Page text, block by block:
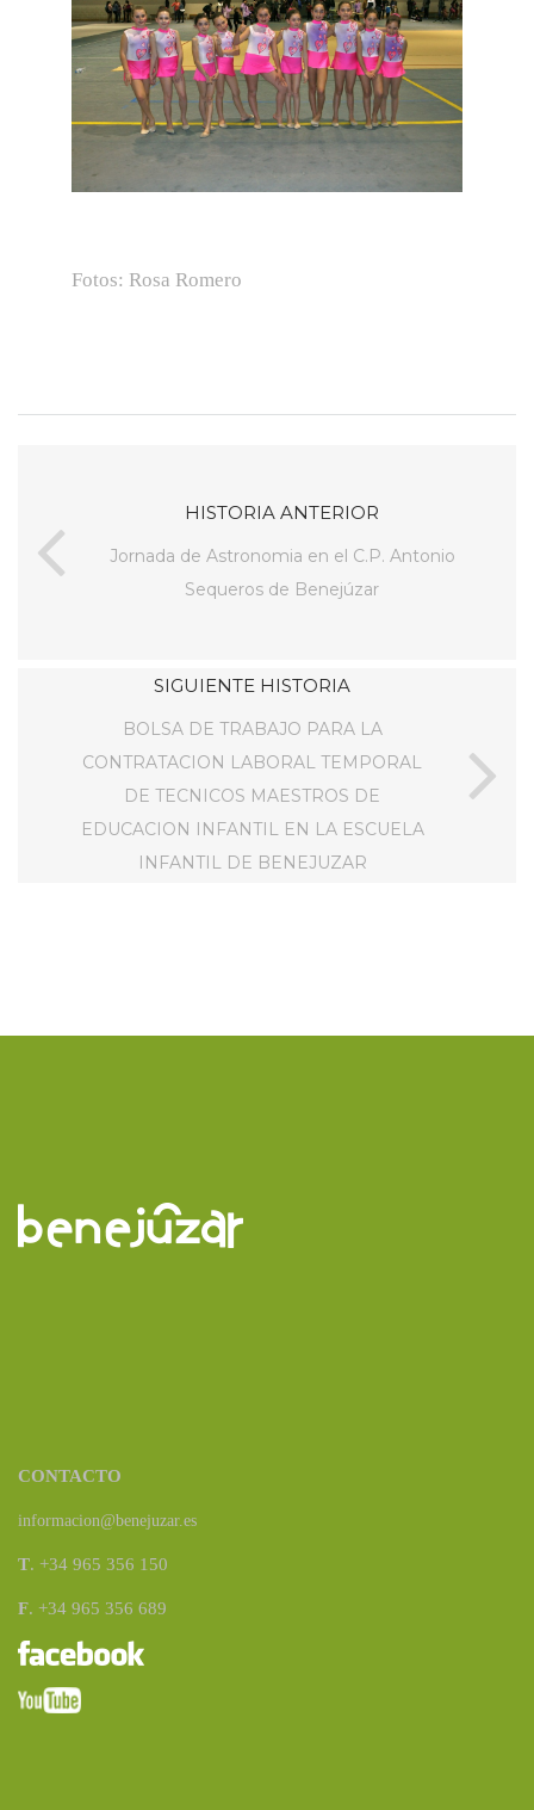
Fotos: Rosa Romero
HISTORIA ANTERIOR
Jornada de Astronomia en el C.P. Antonio
Sequeros de Benejúzar
SIGUIENTE HISTORIA
BOLSA DE TRABAJO PARA LA
CONTRATACION LABORAL TEMPORAL
DE TECNICOS MAESTROS DE
EDUCACION INFANTIL EN LA ESCUELA
INFANTIL DE BENEJUZAR
CONTACTO
informacion@benejuzar.es
T. +34 965 356 150
F. +34 965 356 689